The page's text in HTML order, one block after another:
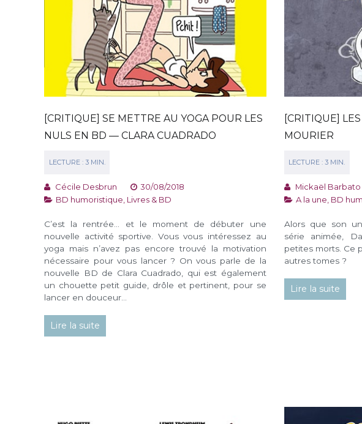
[CRITIQUE] SE METTRE AU YOGA POUR LES
NULS EN BD — CLARA CUADRADO
Cécile Desbrun
30/08/2018
BD humoristique Livres & BD
C’est la rentrée… et le moment de débuter une
nouvelle activité sportive. Vous vous intéressez au
yoga mais n’avez pas encore trouvé la motivation
nécessaire pour vous lancer ? On vous parle de la
nouvelle BD de Clara Cuadrado, qui est également
un chouette petit guide, drôle et pertinent, pour se
lancer en douceur…
Lire la suite
[CRITIQUE]
MOURIER
Mickaël Barbato
A la une BD
Alors que son
série animée,
petites morts. Ce
autres tomes ?
Lire la suite